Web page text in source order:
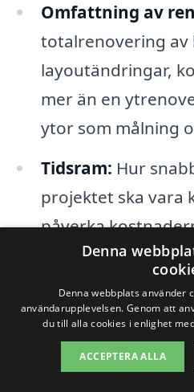
Omfattning av
totalrenovering av
layoutändringar,
mer än en
ytor som målning
Tidsram: Hur
projektet ska vara
påverka
kan kräva mer
bli dyrare.
Genom att noggrant
faktorer kan du
Denna
Denna webbplats använder
användarupplevelsen. Genom att
du till alla cookies i enlighet
ACCEPTERA ALLA